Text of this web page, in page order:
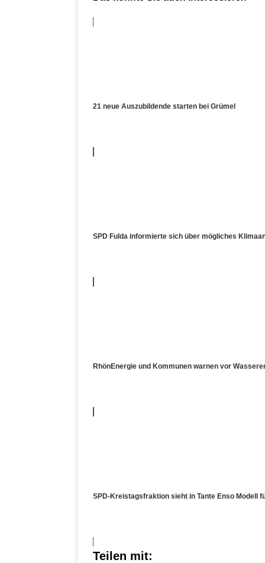
21 neue Auszubildende starten bei Grümel
SPD Fulda informierte sich über mögliches
RhönEnergie und Kommunen warnen vor
SPD-Kreistagsfraktion sieht in Tante Enso Modell
Teilen mit: